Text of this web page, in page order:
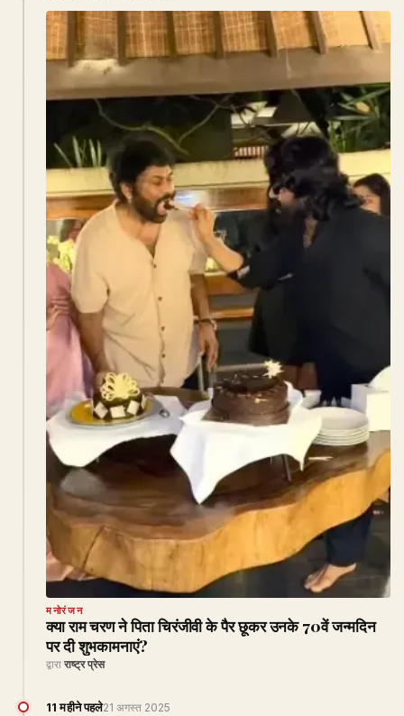
मनोरंजन
क्या राम चरण ने पिता चिरंजीवी के पैर छूकर उनके 70वें जन्मदिन
पर दी शुभकामनाएं?
द्वारा राष्ट्र प्रेस
11 महीने पहले21 अगस्त 2025